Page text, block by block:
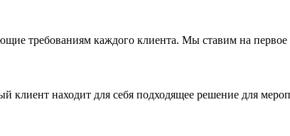
требованиям каждого клиента. Мы ставим на первое
клиент находит для себя подходящее решение для